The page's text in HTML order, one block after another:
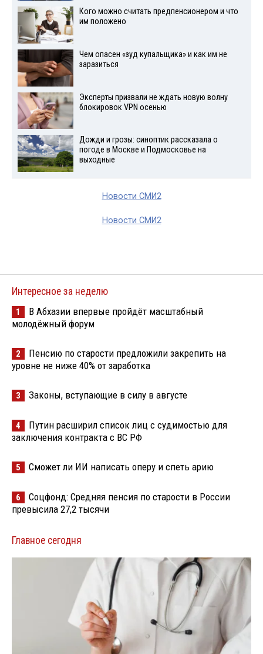
Кого можно считать предпенсионером и что
им положено
Чем опасен «зуд купальщика» и как им не
заразиться
Эксперты призвали не ждать новую волну
блокировок VPN осенью
Дожди и грозы: синоптик рассказала о
погоде в Москве и Подмосковье на
выходные
Новости СМИ2
Новости СМИ2
Интересное за неделю
1
В Абхазии впервые пройдёт масштабный
молодёжный форум
2
Пенсию по старости предложили закрепить на
уровне не ниже 40% от заработка
3 Законы, вступающие в силу в августе
4
Путин расширил список лиц с судимостью для
заключения контракта с ВС РФ
5 Сможет ли ИИ написать оперу и спеть арию
6
Соцфонд: Средняя пенсия по старости в России
превысила 27,2 тысячи
Главное сегодня